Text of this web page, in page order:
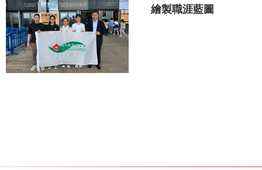
繪製職涯藍圖